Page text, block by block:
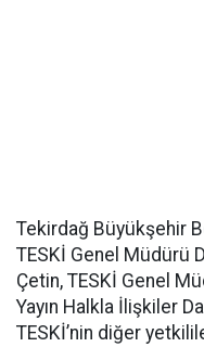
Tekirdağ Büyükşehir
TESKİ Genel Müdürü
Çetin, TESKİ Genel
Yayın Halkla İlişkiler
TESKİ’nin diğer